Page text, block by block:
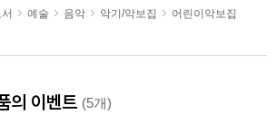
예술 음악 악기/악보집 어린이악보집
의 이벤트 (5개)